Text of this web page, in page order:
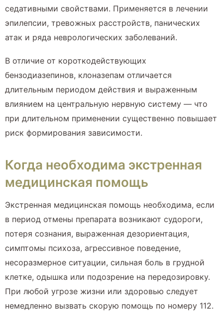
седативными свойствами. Применяется в лечении
эпилепсии, тревожных расстройств, панических
атак и ряда неврологических заболеваний.
В отличие от короткодействующих
бензодиазепинов, клоназепам отличается
длительным периодом действия и выраженным
влиянием на центральную нервную систему — что
при длительном применении существенно повышает
риск формирования зависимости.
Когда необходима экстренная
медицинская помощь
Экстренная медицинская помощь необходима, если
в период отмены препарата возникают судороги,
потеря сознания, выраженная дезориентация,
симптомы психоза, агрессивное поведение,
несоразмерное ситуации, сильная боль в грудной
клетке, одышка или подозрение на передозировку.
При любой угрозе жизни или здоровью следует
немедленно вызвать скорую помощь по номеру 112.